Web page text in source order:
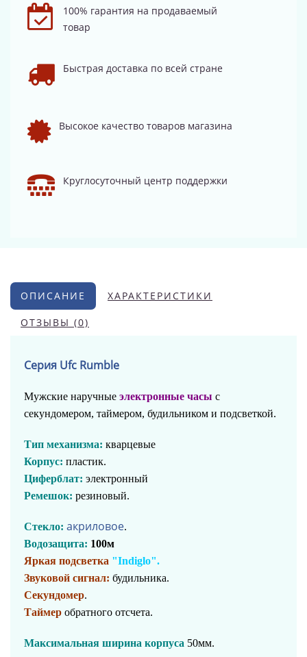
100% гарантия на продаваемый
товар
Быстрая доставка по всей стране
Высокое качество товаров магазина
Круглосуточный центр поддержки
ОПИСАНИЕ ХАРАКТЕРИСТИКИ
ОТЗЫВЫ (0)
Серия Ufc Rumble
Мужские наручные электронные часы с
секундомером, таймером, будильником и подсветкой.
Тип механизма: кварцевые
Корпус: пластик.
Циферблат: электронный
Ремешок: резиновый.
Стекло: акриловое.
Водозащита: 100м
Яркая подсветка "Indiglo".
Звуковой сигнал: будильника.
Секундомер.
Таймер обратного отсчета.
Максимальная ширина корпуса 50мм.